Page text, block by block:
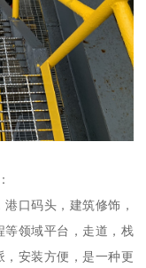
口码头，建筑修饰，
等领域平台，走道，栈
安装方便，是一种更